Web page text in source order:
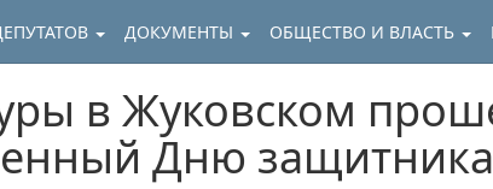
ДОКУМЕНТЫ ОБЩЕСТВО И ВЛАСТЬ
в Жуковском
Дню защитника